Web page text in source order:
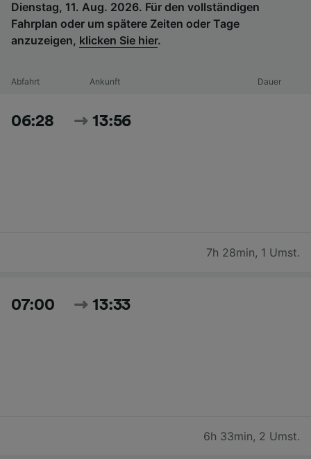
Dienstag, 11. Aug. 2026. Für den vollständigen
Fahrplan oder um spätere Zeiten oder Tage
anzuzeigen, klicken Sie hier.
Abfahrt Ankunft Dauer
06:28 13:56
7h 28min, 1 Umst.
07:00 13:33
6h 33min, 2 Umst.